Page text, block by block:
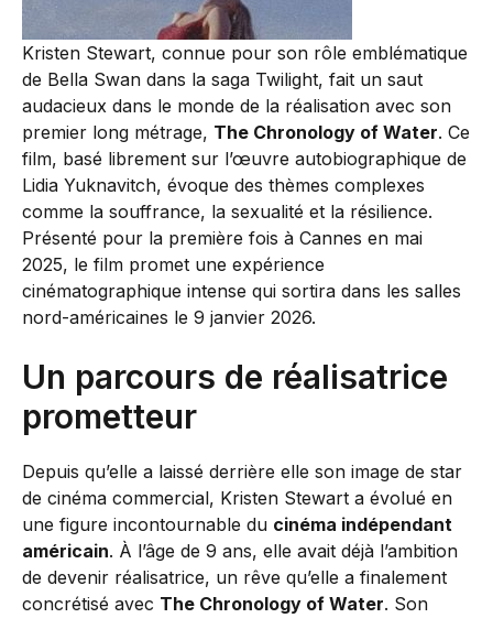
Kristen Stewart, connue pour son rôle emblématique
de Bella Swan dans la saga Twilight, fait un saut
audacieux dans le monde de la réalisation avec son
premier long métrage, The Chronology of Water. Ce
film, basé librement sur l’œuvre autobiographique de
Lidia Yuknavitch, évoque des thèmes complexes
comme la souffrance, la sexualité et la résilience.
Présenté pour la première fois à Cannes en mai
2025, le film promet une expérience
cinématographique intense qui sortira dans les salles
nord-américaines le 9 janvier 2026.
Un parcours de réalisatrice
prometteur
Depuis qu’elle a laissé derrière elle son image de star
de cinéma commercial, Kristen Stewart a évolué en
une figure incontournable du cinéma indépendant
américain. À l’âge de 9 ans, elle avait déjà l’ambition
de devenir réalisatrice, un rêve qu’elle a finalement
concrétisé avec The Chronology of Water. Son